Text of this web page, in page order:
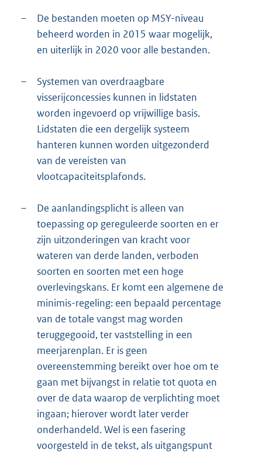
–
De bestanden moeten op MSY-niveau
beheerd worden in 2015 waar mogelijk,
en uiterlijk in 2020 voor alle bestanden.
–
Systemen van overdraagbare
visserijconcessies kunnen in lidstaten
worden ingevoerd op vrijwillige basis.
Lidstaten die een dergelijk systeem
hanteren kunnen worden uitgezonderd
van de vereisten van
vlootcapaciteitsplafonds.
–
De aanlandingsplicht is alleen van
toepassing op gereguleerde soorten en er
zijn uitzonderingen van kracht voor
wateren van derde landen, verboden
soorten en soorten met een hoge
overlevingskans. Er komt een algemene de
minimis-regeling: een bepaald percentage
van de totale vangst mag worden
teruggegooid, ter vaststelling in een
meerjarenplan. Er is geen
overeenstemming bereikt over hoe om te
gaan met bijvangst in relatie tot quota en
over de data waarop de verplichting moet
ingaan; hierover wordt later verder
onderhandeld. Wel is een fasering
voorgesteld in de tekst, als uitgangspunt